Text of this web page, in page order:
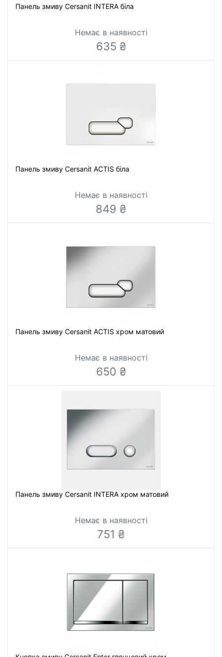
Панель змиву Cersanit INTERA біла
Немає в наявності
635 ₴
Панель змиву Cersanit ACTIS біла
Немає в наявності
849 ₴
Панель змиву Cersanit ACTIS хром матовий
Немає в наявності
650 ₴
Панель змиву Cersanit INTERA хром матовий
Немає в наявності
751 ₴